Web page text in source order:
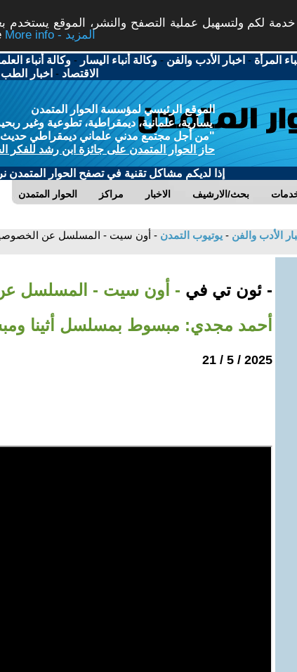
لكم ولتسهيل عملية التصفح والنشر، الموقع يستخدم
More info - المزيد
المرأة - اخبار الأدب والفن -وكالة أنباء اليسار -وكالة أنباء
الاقتصاد - اخبار
الموقع الرئيسي لمؤسسة الحوار المتمدن
يسارية، علمانية، ديمقراطية، تطوعية وغير
"من أجل مجتمع مدني علماني ديمقراطي حديث
حاز الحوار المتمدن على جائزة ابن رشد للفكر
إذا لديكم مشاكل تقنية في تصفح الحوار المتمدن
الحوار المتمدن مراكز الاخبار بحث/الارشيف
الأدب والفن - يوتيوب التمدن - أون سيت - المسلسل عن الخصوصية
- ئون تي في - أون سيت - المسلسل عن
أحمد مجدي: مبسوط بمسلسل أثينا
2025 / 5 / 21